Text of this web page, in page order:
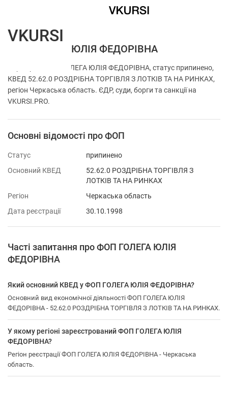
ФОП ГОЛЕГА ЮЛІЯ ФЕДОРІВНА
Перевірка ФОП ГОЛЕГА ЮЛІЯ ФЕДОРІВНА, статус припинено,
КВЕД 52.62.0 РОЗДРІБНА ТОРГІВЛЯ З ЛОТКІВ ТА НА РИНКАХ,
регіон Черкаська область. ЄДР, суди, борги та санкції на
VKURSI.PRO.
Основні відомості про ФОП
Статус
припинено
Основний КВЕД
52.62.0 РОЗДРІБНА ТОРГІВЛЯ З
ЛОТКІВ ТА НА РИНКАХ
Регіон
Черкаська область
Дата реєстрації
30.10.1998
Часті запитання про ФОП ГОЛЕГА ЮЛІЯ
ФЕДОРІВНА
Який основний КВЕД у ФОП ГОЛЕГА ЮЛІЯ ФЕДОРІВНА?
Основний вид економічної діяльності ФОП ГОЛЕГА ЮЛІЯ
ФЕДОРІВНА - 52.62.0 РОЗДРІБНА ТОРГІВЛЯ З ЛОТКІВ ТА НА РИНКАХ.
У якому регіоні зареєстрований ФОП ГОЛЕГА ЮЛІЯ
ФЕДОРІВНА?
Регіон реєстрації ФОП ГОЛЕГА ЮЛІЯ ФЕДОРІВНА - Черкаська
область.
VKURSI